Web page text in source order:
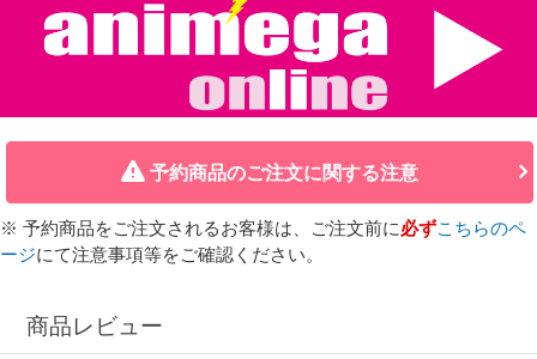
予約商品のご注文に関する注意
※ 予約商品をご注文されるお客様は、ご注文前に必ずこちらのペ
ージにて注意事項等をご確認ください。
商品レビュー